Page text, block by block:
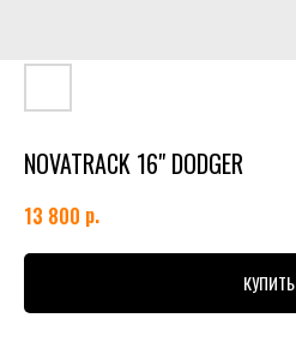
NOVATRACK 16" DODGER
13 800 р.
КУПИТЬ